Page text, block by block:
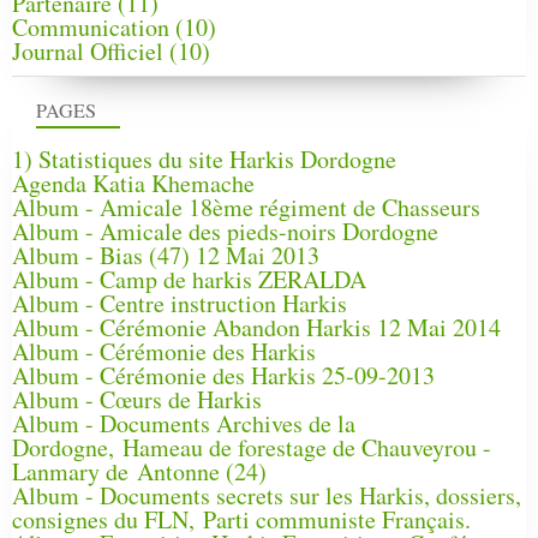
PAGES
1) Statistiques du site Harkis Dordogne
Agenda Katia Khemache
Album - Amicale 18ème régiment de Chasseurs
Album - Amicale des pieds-noirs Dordogne
Album - Bias (47) 12 Mai 2013
Album - Camp de harkis ZERALDA
Album - Centre instruction Harkis
Album - Cérémonie Abandon Harkis 12 Mai 2014
Album - Cérémonie des Harkis
Album - Cérémonie des Harkis 25-09-2013
Album - Cœurs de Harkis
Album - Documents Archives de la
Dordogne, Hameau de forestage de Chauveyrou -
Lanmary de Antonne (24)
Album - Documents secrets sur les Harkis, dossiers,
consignes du FLN, Parti communiste Français.
Communication (10)
Journal Officiel (10)